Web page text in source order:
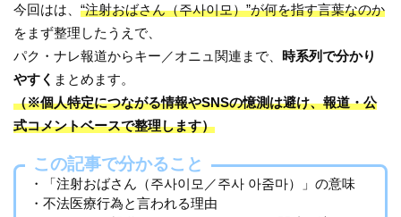
今回はは、“注射おばさん（주사이모）”が何を指す言葉なのか
をまず整理したうえで、
パク・ナレ報道からキー／オニュ関連まで、 時系列で分かり
やすく まとめます。
（※個人特定につながる情報やSNSの憶測は避け、報道・公
式コメントベースで整理します）
この記事で分かること
・「注射おばさん（주사이모／주사 아줌마）」の意味
・不法医療行為と言われる理由